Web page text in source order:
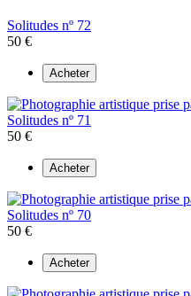
Solitudes nº 72
50 €
Acheter
Solitudes nº 71
50 €
Acheter
Solitudes nº 70
50 €
Acheter